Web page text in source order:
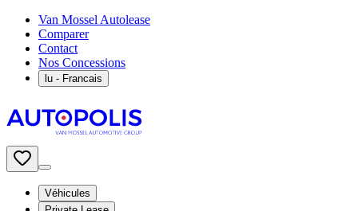
Van Mossel Autolease
Comparer
Contact
Nos Concessions
lu - Francais
Véhicules